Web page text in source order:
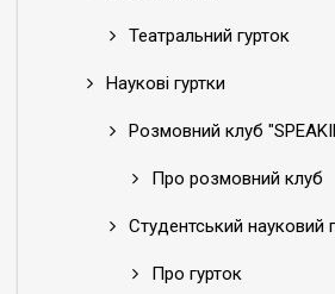
Театральний гурток
Наукові гуртки
Розмовний клуб
Про розмовний клуб
Студентський науковий
Про гурток